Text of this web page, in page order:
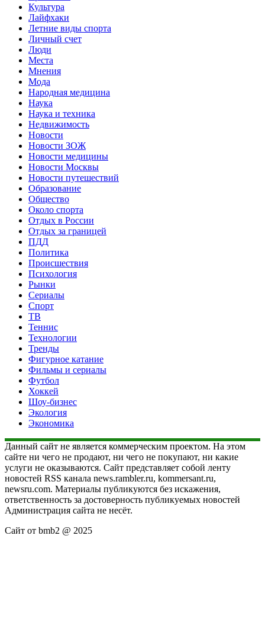
Культура
Лайфхаки
Летние виды спорта
Личный счет
Люди
Места
Мнения
Мода
Народная медицина
Наука
Наука и техника
Недвижимость
Новости
Новости ЗОЖ
Новости медицины
Новости Москвы
Новости путешествий
Образование
Общество
Около спорта
Отдых в России
Отдых за границей
ПДД
Политика
Происшествия
Психология
Рынки
Сериалы
Спорт
ТВ
Теннис
Технологии
Тренды
Фигурное катание
Фильмы и сериалы
Футбол
Хоккей
Шоу-бизнес
Экология
Экономика
Данный сайт не является коммерческим проектом. На этом
сайте ни чего не продают, ни чего не покупают, ни какие
услуги не оказываются. Сайт представляет собой ленту
новостей RSS канала news.rambler.ru, kommersant.ru,
newsru.com. Материалы публикуются без искажения,
ответственность за достоверность публикуемых новостей
Администрация сайта не несёт.
Сайт от bmb2 @ 2025